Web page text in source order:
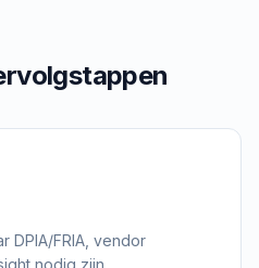
DPIA/FRIA, vendor
nodig zijn.